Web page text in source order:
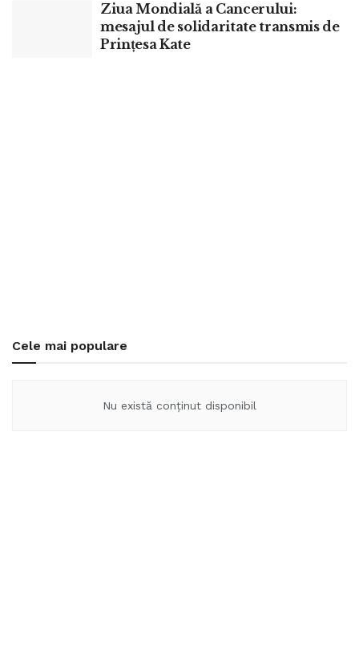
Ziua Mondială a Cancerului:
mesajul de solidaritate transmis de
Prințesa Kate
Cele mai populare
Nu există conținut disponibil